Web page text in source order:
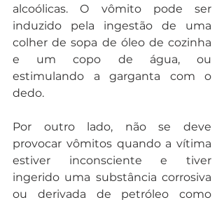
alcoólicas. O vômito pode ser
induzido pela ingestão de uma
colher de sopa de óleo de cozinha
e um copo de água, ou
estimulando a garganta com o
dedo.
Por outro lado, não se deve
provocar vômitos quando a vítima
estiver inconsciente e tiver
ingerido uma substância corrosiva
ou derivada de petróleo como